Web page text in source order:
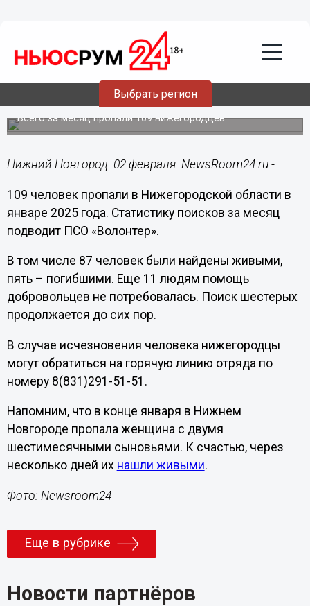
Выбрать регион
02.02.202510:01
Шестерых пропавших в январе до сих
пор ищут в Нижегородской области
Всего за месяц пропали 109 нижегородцев.
Нижний Новгород. 02 февраля. NewsRoom24.ru -
109 человек пропали в Нижегородской области в
январе 2025 года. Статистику поисков за месяц
подводит ПСО «Волонтер».
В том числе 87 человек были найдены живыми,
пять – погибшими. Еще 11 людям помощь
добровольцев не потребовалась. Поиск шестерых
продолжается до сих пор.
В случае исчезновения человека нижегородцы
могут обратиться на горячую линию отряда по
номеру 8(831)291-51-51.
Напомним, что в конце января в Нижнем
Новгороде пропала женщина с двумя
шестимесячными сыновьями. К счастью, через
несколько дней их нашли живыми.
Фото: Newsroom24
Еще в рубрике
Новости партнёров